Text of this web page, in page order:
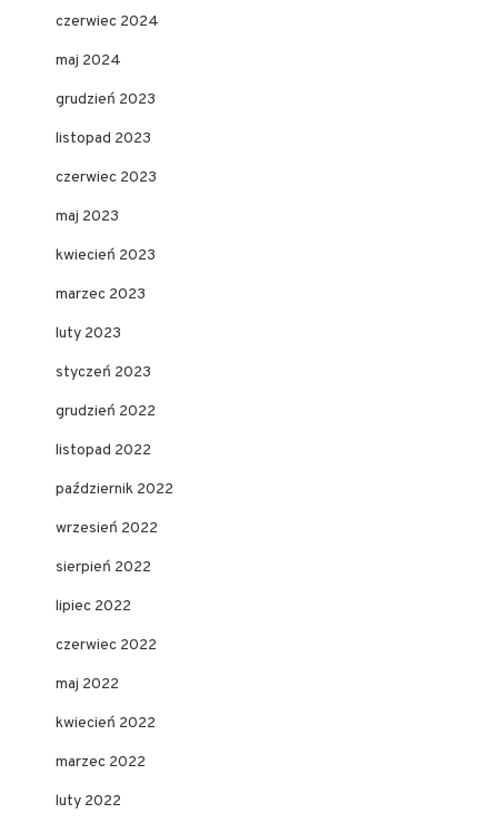
czerwiec 2024
maj 2024
grudzień 2023
listopad 2023
czerwiec 2023
maj 2023
kwiecień 2023
marzec 2023
luty 2023
styczeń 2023
grudzień 2022
listopad 2022
październik 2022
wrzesień 2022
sierpień 2022
lipiec 2022
czerwiec 2022
maj 2022
kwiecień 2022
marzec 2022
luty 2022